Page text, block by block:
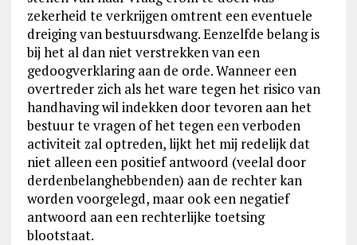
zekerheid te verkrijgen omtrent een eventuele
dreiging van bestuursdwang. Eenzelfde belang is
bij het al dan niet verstrekken van een
gedoogverklaring aan de orde. Wanneer een
overtreder zich als het ware tegen het risico van
handhaving wil indekken door tevoren aan het
bestuur te vragen of het tegen een verboden
activiteit zal optreden, lijkt het mij redelijk dat
niet alleen een positief antwoord (veelal door
derdenbelanghebbenden) aan de rechter kan
worden voorgelegd, maar ook een negatief
antwoord aan een rechterlijke toetsing
blootstaat.